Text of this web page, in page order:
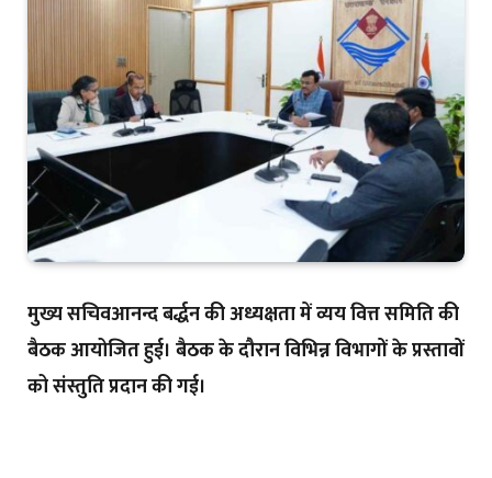
मुख्य सचिवआनन्द बर्द्धन की अध्यक्षता में व्यय वित्त समिति की
बैठक आयोजित हुई। बैठक के दौरान विभिन्न विभागों के प्रस्तावों
को संस्तुति प्रदान की गई।